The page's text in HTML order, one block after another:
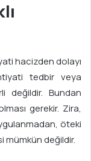
hacizden dolayı
tedbir veya
değildir. Bundan
gerekir. Zira,
öteki
mümkün değildir.